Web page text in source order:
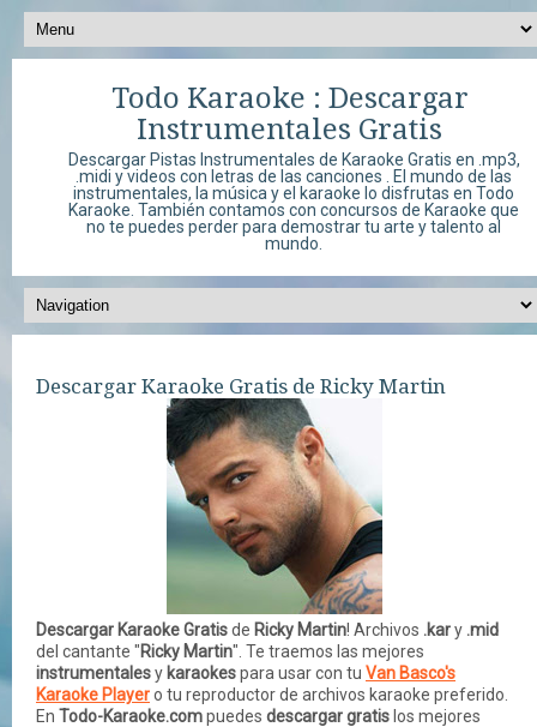
Todo Karaoke : Descargar
Instrumentales Gratis
Descargar Pistas Instrumentales de Karaoke Gratis en .mp3,
.midi y videos con letras de las canciones . El mundo de las
instrumentales, la música y el karaoke lo disfrutas en Todo
Karaoke. También contamos con concursos de Karaoke que
no te puedes perder para demostrar tu arte y talento al
mundo.
Descargar Karaoke Gratis de Ricky Martin
Descargar Karaoke Gratisde Ricky Martin! Archivos .kary .mid
del cantante "Ricky Martin". Te traemos las mejores
instrumentalesy karaokespara usar con tu Van Basco's
Karaoke Playero tu reproductor de archivos karaoke preferido.
En Todo-Karaoke.compuedes descargar gratis los mejores